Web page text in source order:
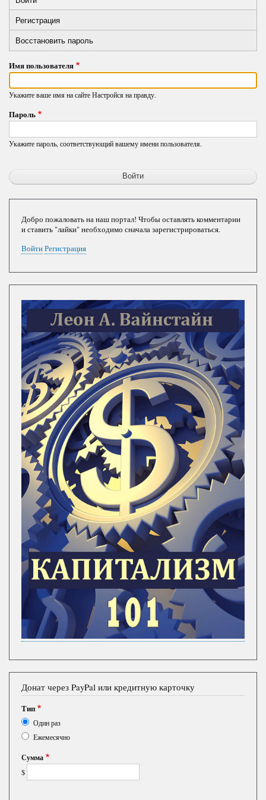
Primary
tabs
вкладка)
Регистрация
Восстановить пароль
Имя пользователя
Укажите ваше имя на сайте Настройся на правду.
Пароль
Укажите пароль, соответствующий вашему имени пользователя.
Добро пожаловать на наш портал! Чтобы оставлять комментарии
и ставить "лайки" необходимо сначала зарегистрироваться.
ВойтиРегистрация
Донат через PayPal или кредитную карточку
Тип
Один раз
Ежемесячно
Сумма
$